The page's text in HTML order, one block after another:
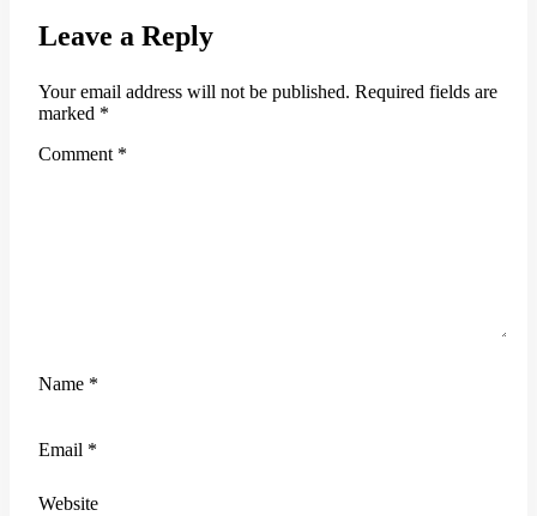
Leave a Reply
Your email address will not be published. Required fields are
marked *
Comment *
Name *
Email *
Website